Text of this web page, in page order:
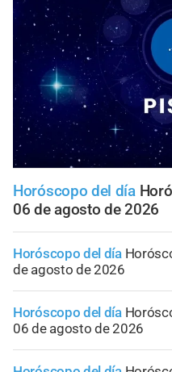
Horóscopo del día
06 de agosto de 2026
Horóscopo del día
de agosto de 2026
Horóscopo del día
06 de agosto de 2026